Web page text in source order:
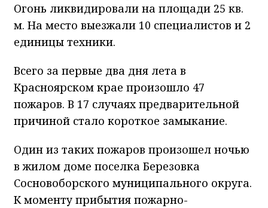
Огонь ликвидировали на площади 25 кв.
м. На место выезжали 10 специалистов и 2
единицы техники.
Всего за первые два дня лета в
Красноярском крае произошло 47
пожаров. В 17 случаях предварительной
причиной стало короткое замыкание.
Один из таких пожаров произошел ночью
в жилом доме поселка Березовка
Сосновоборского муниципального округа.
К моменту прибытия пожарно-